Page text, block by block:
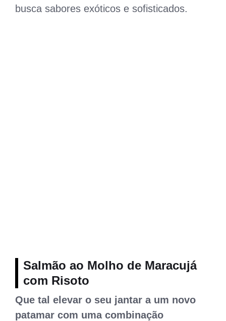
busca sabores exóticos e sofisticados.
Salmão ao Molho de Maracujá
com Risoto
Que tal elevar o seu jantar a um novo
patamar com uma combinação